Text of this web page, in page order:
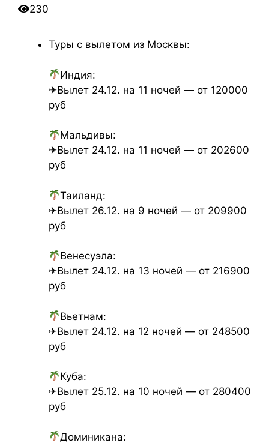
230
Туры с вылетом из Москвы:
Индия:
✈Вылет 24.12. на 11 ночей — от 120000
руб
Мальдивы:
✈Вылет 24.12. на 11 ночей — от 202600
руб
Таиланд:
✈Вылет 26.12. на 9 ночей — от 209900
руб
Венесуэла:
✈Вылет 24.12. на 13 ночей — от 216900
руб
Вьетнам:
✈Вылет 24.12. на 12 ночей — от 248500
руб
Куба:
✈Вылет 25.12. на 10 ночей — от 280400
руб
Доминикана: